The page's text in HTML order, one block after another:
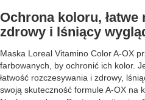
Ochrona koloru, łatwe
zdrowy i lśniący
Maska Loreal Vitamino Color A-OX
farbowanych, by ochronić ich kolor.
łatwość rozczesywania i zdrowy,
swoją skuteczność formule A-OX na